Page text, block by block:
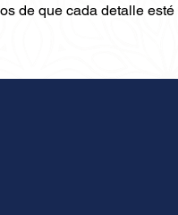
de que cada detalle